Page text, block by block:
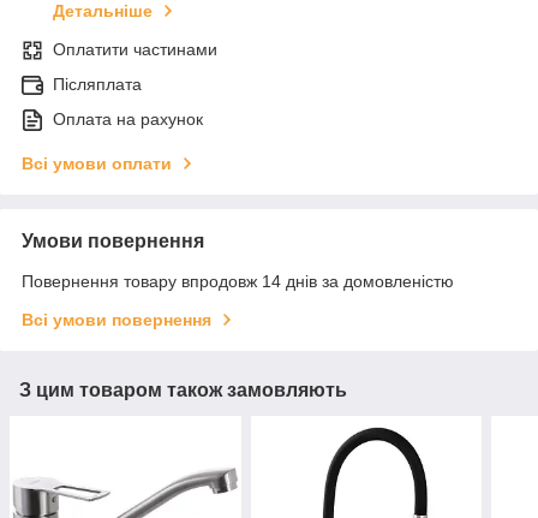
Детальніше
Оплатити частинами
Післяплата
Оплата на рахунок
Всі умови оплати
Умови повернення
Повернення товару впродовж 14 днів за домовленістю
Всі умови повернення
З цим товаром також замовляють